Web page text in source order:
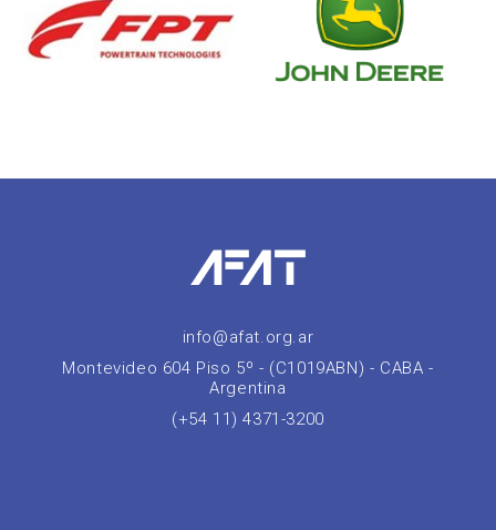
info@afat.org.ar
Montevideo 604 Piso 5º - (C1019ABN) - CABA -
Argentina
(+54 11) 4371-3200